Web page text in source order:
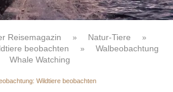
Reisemagazin » Natur-Tiere »
beobachten »
Walbeobachtung
Whale Watching
Wildtiere beobachten